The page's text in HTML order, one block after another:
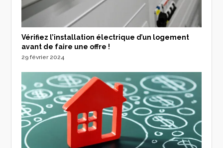
Vérifiez l’installation électrique d’un logement
avant de faire une offre !
29 février 2024